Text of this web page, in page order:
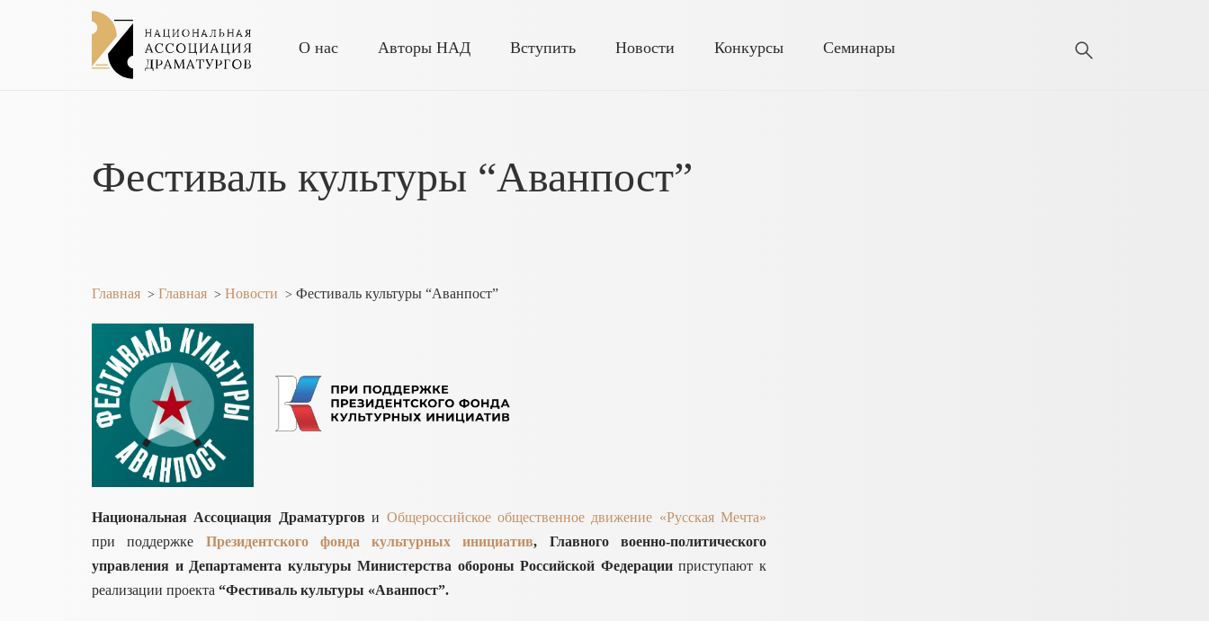
О нас Авторы НАД Вступить Новости Конкурсы Семинары
Фестиваль культуры “Аванпост”
Главная > Главная > Новости > Фестиваль культуры “Аванпост”
Национальная Ассоциация Драматургов и Общероссийское общественное движение «Русская Мечта»
при поддержке Президентского фонда культурных инициатив, Главного военно-политического
управления и Департамента культуры Министерства обороны Российской Федерацииприступают к
реализации проекта “Фестиваль культуры «Аванпост”.